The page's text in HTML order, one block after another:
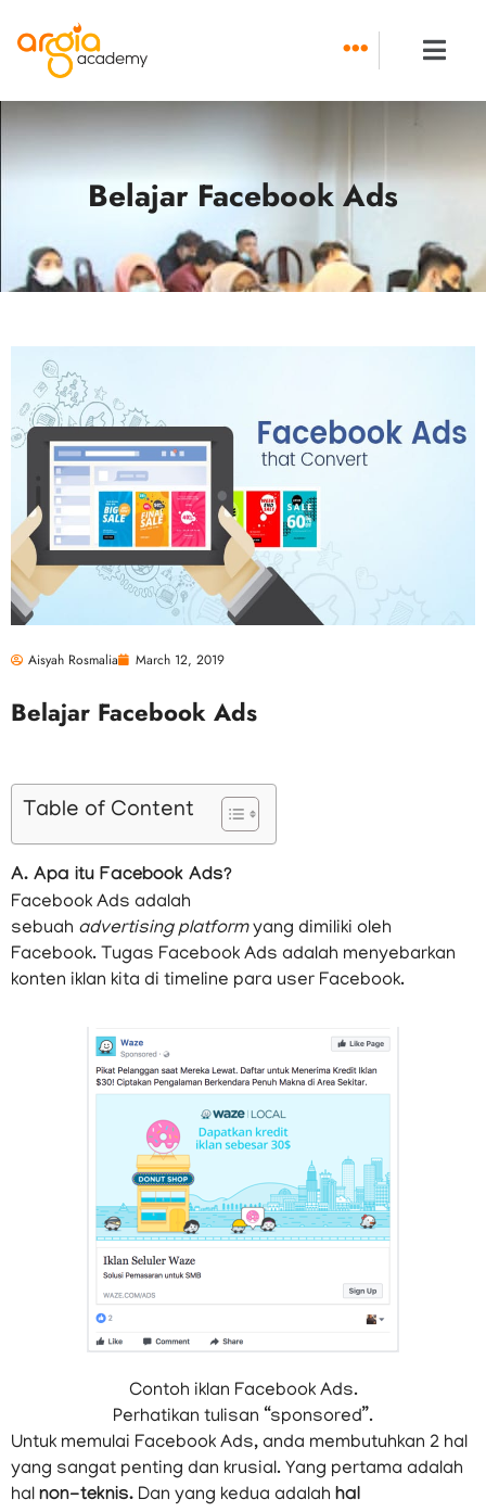
content
Belajar Facebook Ads
Aisyah Rosmalia March 12, 2019
Belajar Facebook Ads
Table of Content
A. Apa itu Facebook Ads?
Facebook Ads adalah
sebuah advertisingplatformyang dimiliki oleh
Facebook. Tugas Facebook Ads adalah menyebarkan
konten iklan kita di timeline para user Facebook.
Contoh iklan Facebook Ads.
Perhatikan tulisan “sponsored”.
Untuk memulai Facebook Ads, anda membutuhkan 2 hal
yang sangat penting dan krusial. Yang pertama adalah
hal non-teknis. Dan yang kedua adalah hal